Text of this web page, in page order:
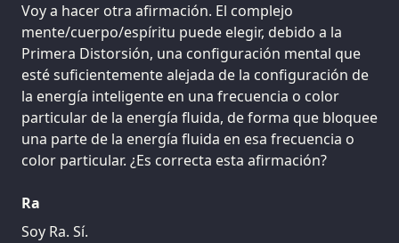
Voy a hacer otra afirmación. El complejo
mente/cuerpo/espíritu puede elegir, debido a la
Primera Distorsión, una configuración mental que
esté suficientemente alejada de la configuración de
la energía inteligente en una frecuencia o color
particular de la energía fluida, de forma que bloquee
una parte de la energía fluida en esa frecuencia o
color particular. ¿Es correcta esta afirmación?
Ra
Soy Ra. Sí.